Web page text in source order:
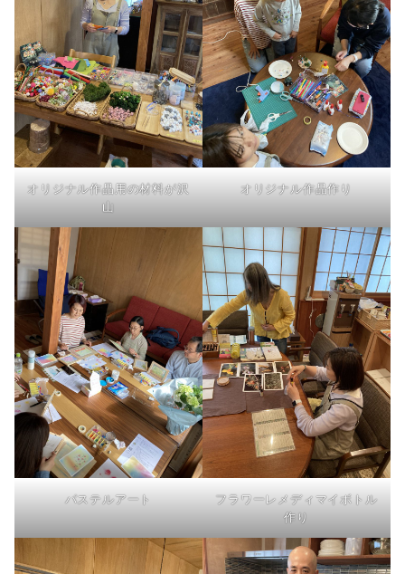
オリジナル作品用の材料が沢
山
オリジナル作品作り
パステルアート
フラワーレメディマイボトル
作り